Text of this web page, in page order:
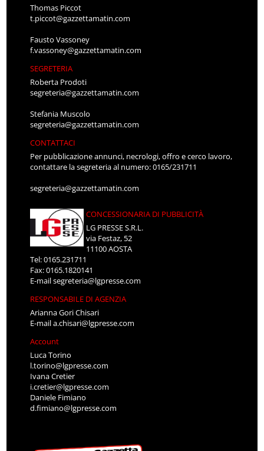
Thomas Piccot
t.piccot@gazzettamatin.com
Fausto Vassoney
f.vassoney@gazzettamatin.com
SEGRETERIA
Roberta Prodoti
segreteria@gazzettamatin.com
Stefania Muscolo
segreteria@gazzettamatin.com
CONTATTACI
Per pubblicazione annunci, necrologi, offro e cerco lavoro,
contattare la segreteria al numero: 0165/231711
segreteria@gazzettamatin.com
CONCESSIONARIA DI PUBBLICITÀ
LG PRESSE S.R.L.
via Festaz, 52
11100 AOSTA
Tel: 0165.231711
Fax: 0165.1820141
E-mailsegreteria@lgpresse.com
RESPONSABILE DI AGENZIA
Arianna Gori Chisari
E-maila.chisari@lgpresse.com
Account
Luca Torino
l.torino@lgpresse.com
Ivana Cretier
i.cretier@lgpresse.com
Daniele Fimiano
d.fimiano@lgpresse.com